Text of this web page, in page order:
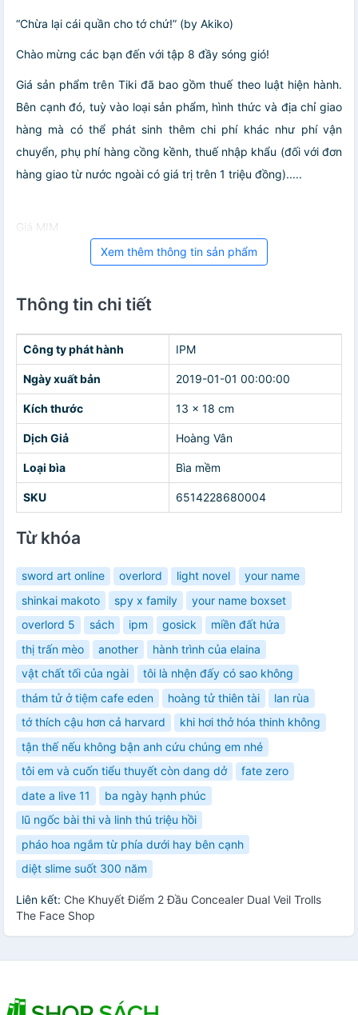
“Chừa lại cái quần cho tớ chứ!” (by Akiko)
Chào mừng các bạn đến với tập 8 đầy sóng gió!
Giá sản phẩm trên Tiki đã bao gồm thuế theo luật hiện hành.
Bên cạnh đó, tuỳ vào loại sản phẩm, hình thức và địa chỉ giao
hàng mà có thể phát sinh thêm chi phí khác như phí vận
chuyển, phụ phí hàng cồng kềnh, thuế nhập khẩu (đối với đơn
hàng giao từ nước ngoài có giá trị trên 1 triệu đồng).....
Giá MIM
Xem thêm thông tin sản phẩm
Thông tin chi tiết
Công ty phát hành IPM
Ngày xuất bản 2019-01-01 00:00:00
Kích thước 13 x 18 cm
Dịch Giả Hoàng Vân
Loại bìa Bìa mềm
SKU 6514228680004
Từ khóa
sword art online overlord light novel
your name
shinkai makoto
spy x family
your name boxset
overlord 5
sách ipm gosick
miền đất hứa
thị trấn mèo
another
hành trình của elaina
vật chất tối của ngài
tôi là nhện đấy có sao không
thám tử ở tiệm cafe eden
hoàng tử thiên tài
lan rùa
tớ thích cậu hơn cả harvard
khi hơi thở hóa thinh không
tận thế nếu không bận anh cứu chúng em nhé
tôi em và cuốn tiểu thuyết còn dang dở
fate zero
date a live 11
ba ngày hạnh phúc
lũ ngốc bài thi và linh thú triệu hồi
pháo hoa ngắm từ phía dưới hay bên cạnh
diệt slime suốt 300 năm
Liên kết: Che Khuyết Điểm 2 Đầu Concealer Dual Veil Trolls
The Face Shop